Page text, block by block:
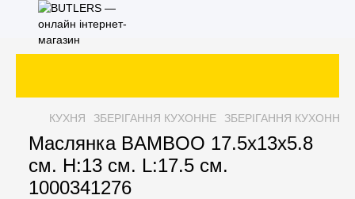
КУХНЯ ЗБЕРІГАННЯ КУХОННЕ ЗБЕРІГАННЯ КУХОННЕ
Маслянка BAMBOO 17.5х13х5.8
см. H:13 см. L:17.5 см.
1000341276